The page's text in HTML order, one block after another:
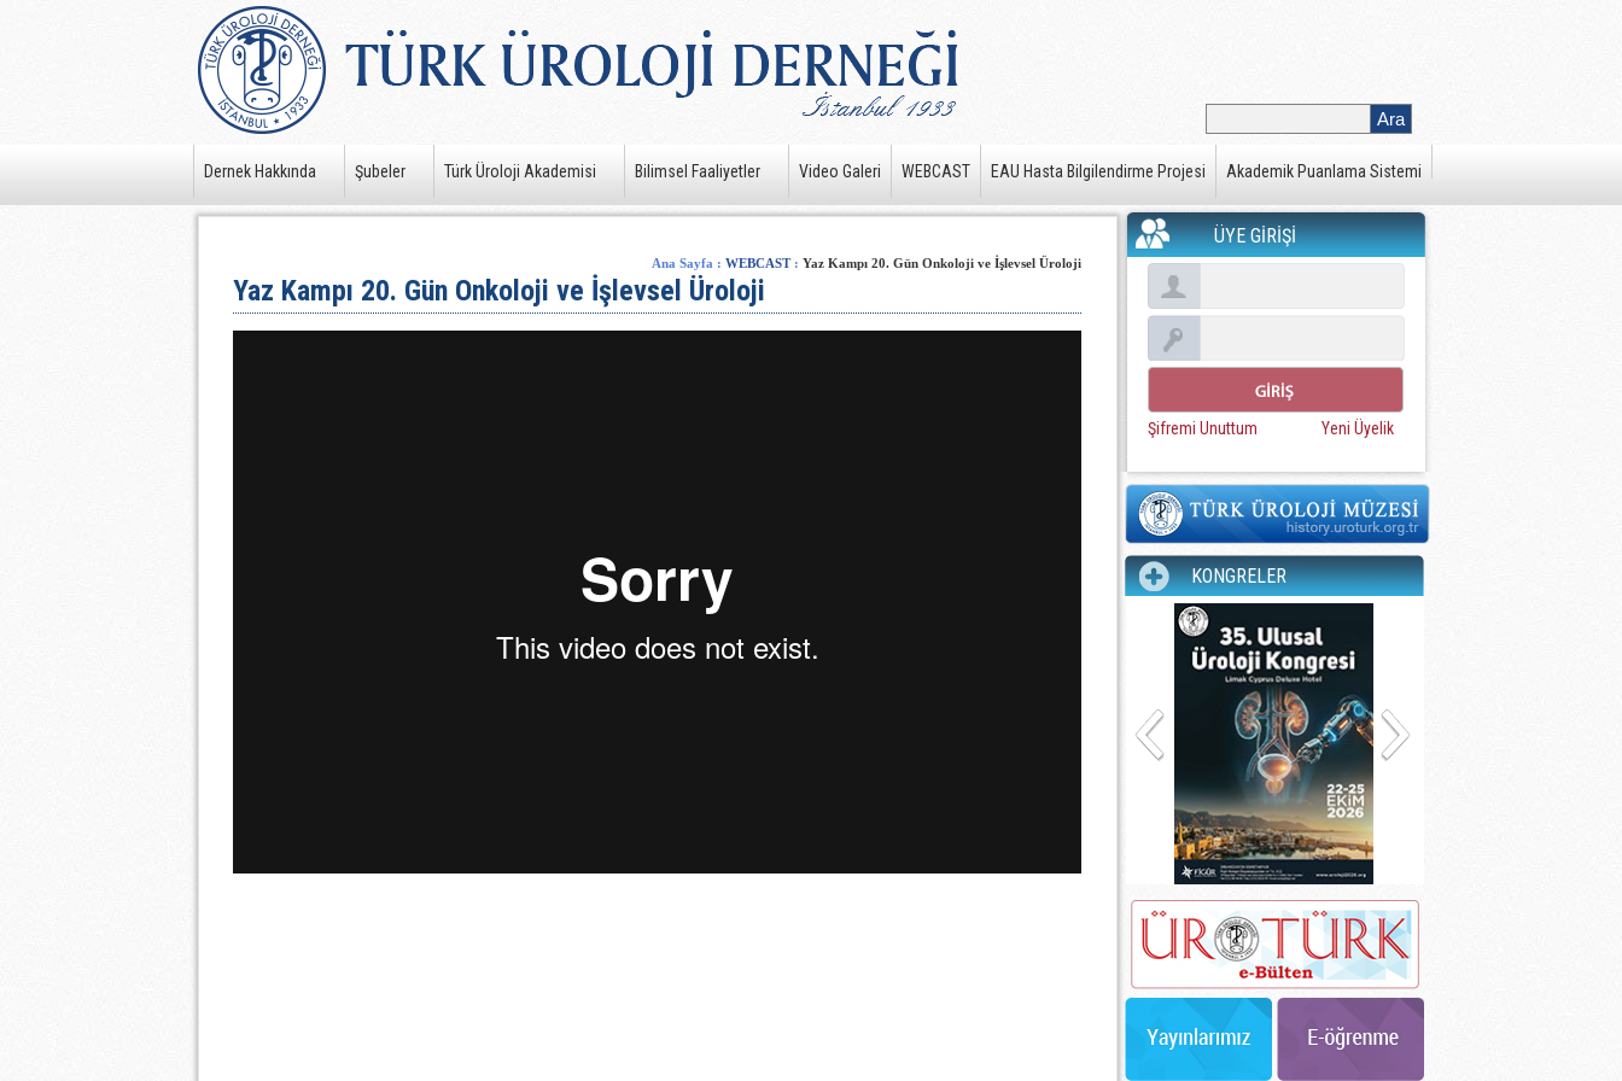
Dernek Hakkında Şubeler Türk Üroloji Akademisi Bilimsel Faaliyetler Video Galeri WEBCAST EAU Hasta Bilgilendirme Projesi Akademik Puanlama Sistemi
Ana Sayfa : WEBCAST: Yaz Kampı 20. Gün Onkoloji ve İşlevsel Üroloji
Yaz Kampı 20. Gün Onkoloji ve İşlevsel Üroloji
ÜYE GİRİŞİ
Şifremi Unuttum Yeni Üyelik
KONGRELER